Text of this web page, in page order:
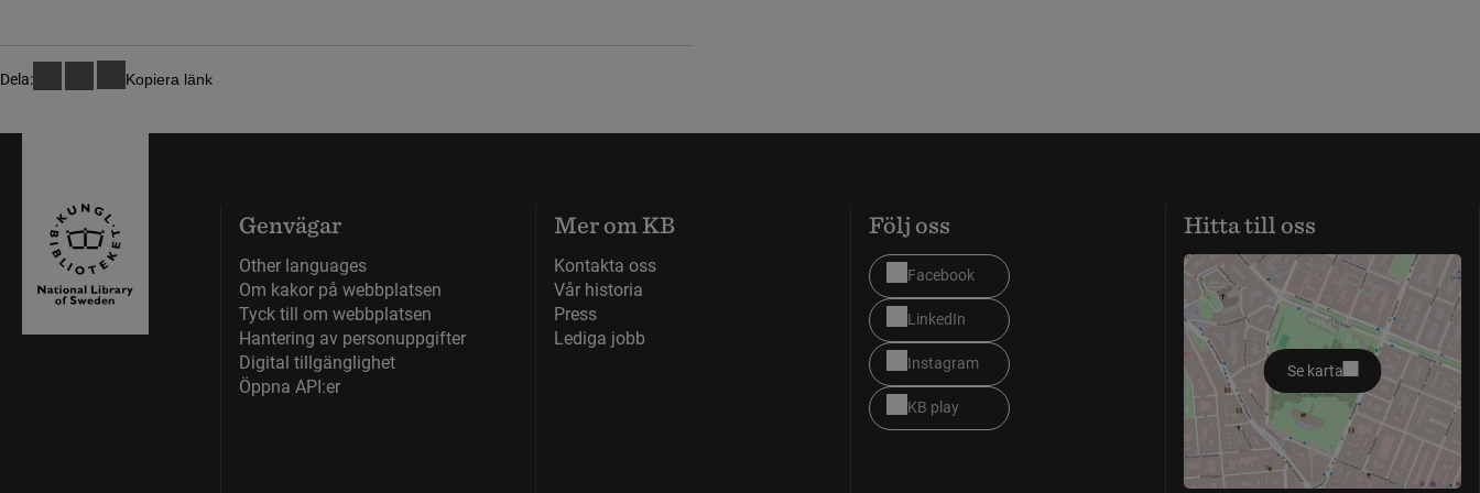
Dela: Kopiera länk
Genvägar
Other languages
Om kakor på webbplatsen
Tyck till om webbplatsen
Hantering av personuppgifter
Digital tillgänglighet
Öppna API:er
Mer om KB
Kontakta oss
Vår historia
Press
Lediga jobb
Följ oss
Facebook
LinkedIn
Instagram
KB play
Hitta till oss
Se karta
öppnas i nytt fönster